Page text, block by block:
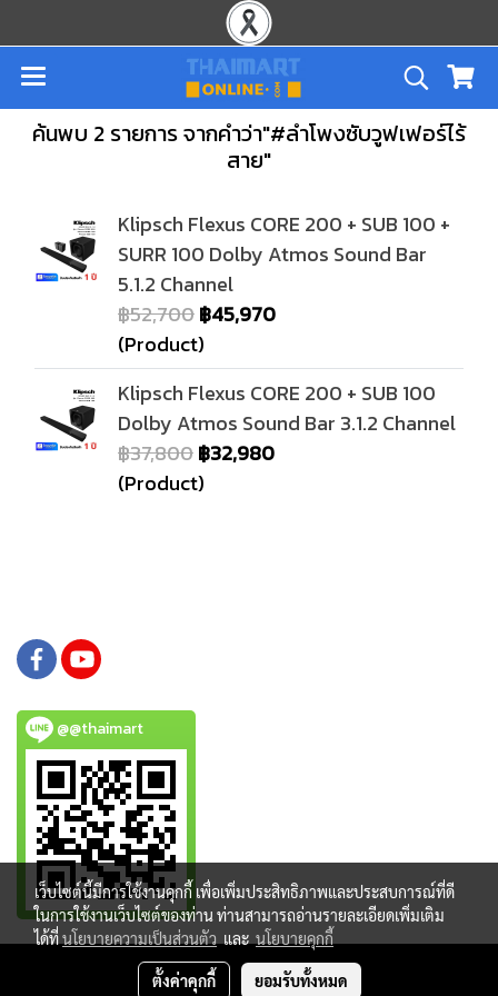
ค้นพบ 2 รายการ จากคำว่า"#ลำโพงซับวูฟเฟอร์ไร้
สาย"
Klipsch Flexus CORE 200 + SUB 100 +
SURR 100 Dolby Atmos Sound Bar
5.1.2 Channel
฿52,700฿45,970
(Product)
Klipsch Flexus CORE 200 + SUB 100
Dolby Atmos Sound Bar 3.1.2 Channel
฿37,800฿32,980
(Product)
@@thaimart
Copy right by www.thaimartonline.com
เว็บไซต์นี้มีการใช้งานคุกกี้ เพื่อเพิ่มประสิทธิภาพและประสบการณ์ที่ดี
ในการใช้งานเว็บไซต์ของท่าน ท่านสามารถอ่านรายละเอียดเพิ่มเติม
ได้ที่นโยบายความเป็นส่วนตัว และ นโยบายคุกกี้
ตั้งค่าคุกกี้ ยอมรับทั้งหมด